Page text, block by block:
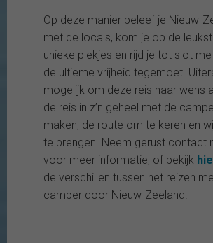
Op deze manier beleef je Nieuw-
met de locals, kom je op de
unieke plekjes en rijd je tot slot
de ultieme vrijheid tegemoet.
mogelijk om deze reis naar wens
de reis in z’n geheel met de
maken, de route om te keren en
te brengen. Neem gerust contact
voor meer informatie, of bekijk
de verschillen tussen het reizen
camper door Nieuw-Zeeland.